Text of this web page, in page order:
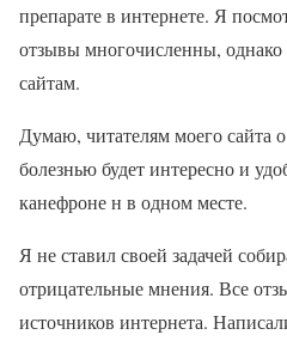
препарате в интернете. Я
отзывы многочисленны,
сайтам.
Думаю, читателям моего сайта
болезнью будет интересно и
канефроне н в одном месте.
Я не ставил своей задачей
отрицательные мнения. Все
источников интернета.